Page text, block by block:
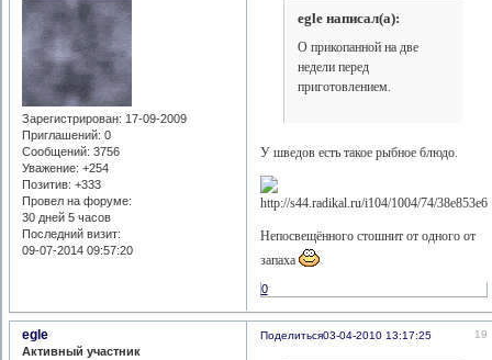
Зарегистрирован: 17-09-2009
Приглашений: 0
Сообщений: 3756
Уважение: +254
Позитив: +333
Провел на форуме:
30 дней 5 часов
Последний визит:
09-07-2014 09:57:20
egle написал(а):
О прикопанной на две
недели перед
приготовлением.
У шведов есть такое рыбное блюдо.
Непосвещённого стошнит от одного от
запаха
0
Поделиться 19
03-04-2010 13:17:25
egle
Активный участник